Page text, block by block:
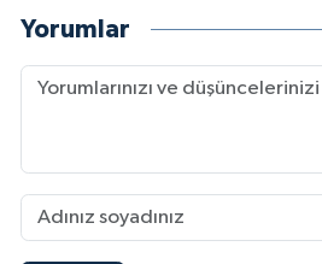
Yorumlar